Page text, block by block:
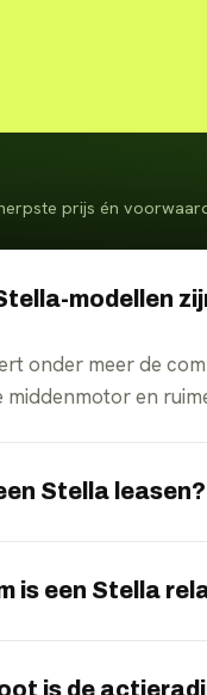
prijs én
modellen
onder meer de
middenmotor en
Stella leasen?
op een nieuwe e-bike
is een Stella
krijgt voor een